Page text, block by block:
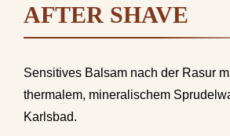
AFTER SHAVE
Sensitives Balsam nach der Rasur
thermalem, mineralischem
Karlsbad.